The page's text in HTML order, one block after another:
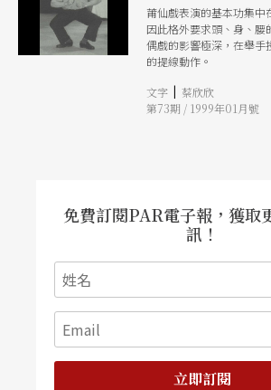
莆仙戲表演的基本功集中
因此格外要求頭、身、
偶戲的影響極深，在舉手
的提線動作。
文字 | 蔡欣欣
第73期 / 1999年01月號
免費訂閱PAR電子報，獲取
訊！
立即訂閱